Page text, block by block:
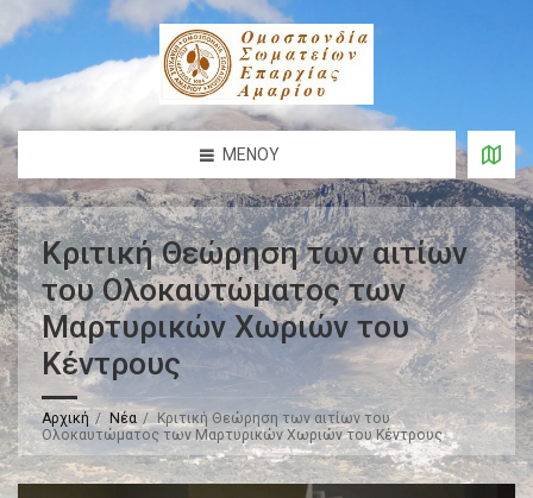
ΜΕΝΟΎ
Κριτική Θεώρηση των αιτίων
του Ολοκαυτώματος των
Μαρτυρικών Χωριών του
Κέντρους
Αρχική Νέα
Κριτική Θεώρηση των αιτίων του
Ολοκαυτώματος των Μαρτυρικών Χωριών του Κέντρους